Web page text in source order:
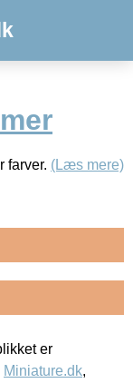
farver. (Læs mere)
er
Miniature.dk,